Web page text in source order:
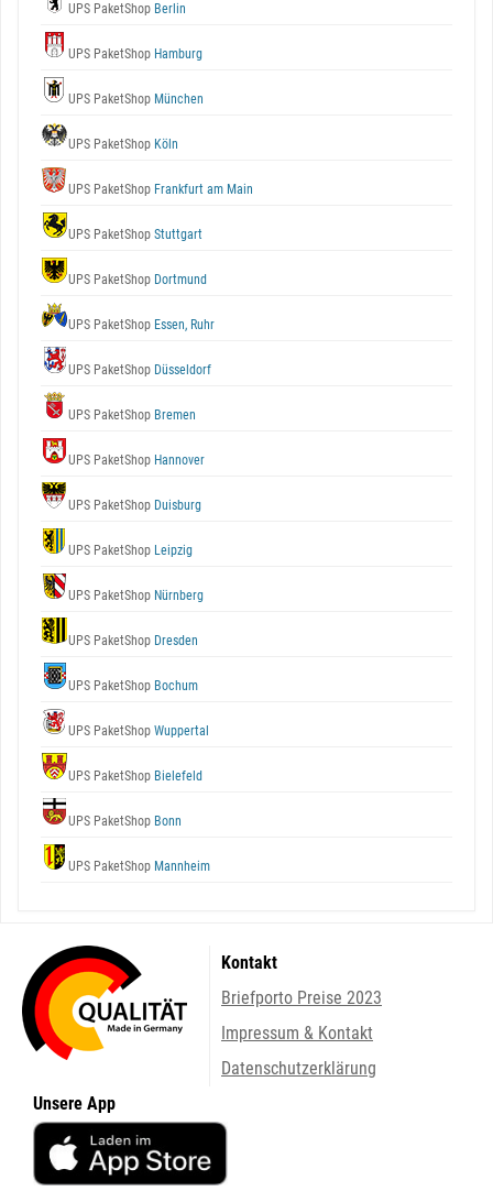
UPS PaketShop Berlin
UPS PaketShop Hamburg
UPS PaketShop München
UPS PaketShop Köln
UPS PaketShop Frankfurt am Main
UPS PaketShop Stuttgart
UPS PaketShop Dortmund
UPS PaketShop Essen, Ruhr
UPS PaketShop Düsseldorf
UPS PaketShop Bremen
UPS PaketShop Hannover
UPS PaketShop Duisburg
UPS PaketShop Leipzig
UPS PaketShop Nürnberg
UPS PaketShop Dresden
UPS PaketShop Bochum
UPS PaketShop Wuppertal
UPS PaketShop Bielefeld
UPS PaketShop Bonn
UPS PaketShop Mannheim
Kontakt
Briefporto Preise 2023
Impressum & Kontakt
Datenschutzerklärung
Unsere App